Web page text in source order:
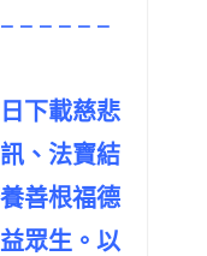
– – – – –
下載慈悲
、法寶結
善根福德
眾生。以